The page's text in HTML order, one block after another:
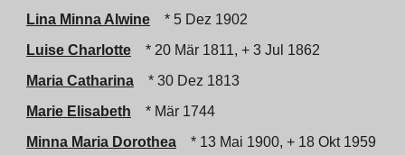
Lina Minna Alwine
* 5 Dez 1902
Luise Charlotte
* 20 Mär 1811, + 3 Jul 1862
Maria Catharina
* 30 Dez 1813
Marie Elisabeth
* Mär 1744
Minna Maria Dorothea
* 13 Mai 1900, + 18 Okt 1959